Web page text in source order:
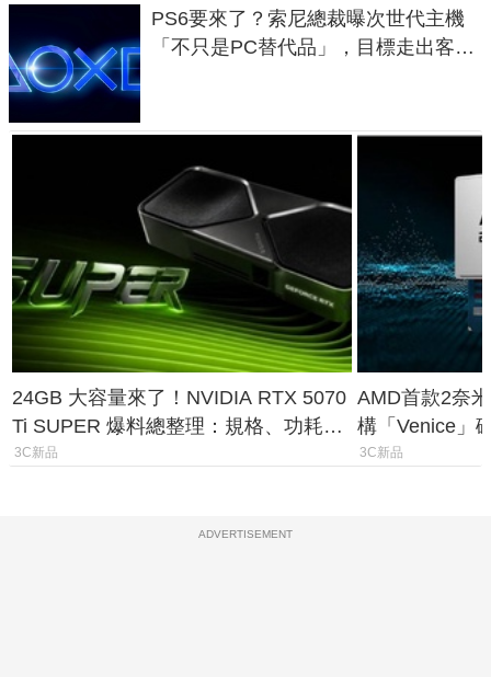
PS6要來了？索尼總裁曝次世代主機
「不只是PC替代品」，目標走出客
24GB 大容量來了！NVIDIA RTX 5070
Ti SUPER 爆料總整理：規格、功耗、
上市時間
3C新品
AMD首款2奈
構「Venice」
能大噴發70%
3C新品
ADVERTISEMENT